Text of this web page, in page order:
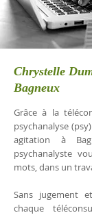
Chrystelle
Bagneux
Grâce à la
psychanalyse
agitation à
psychanalyste
mots, dans un
Sans jugement
chaque